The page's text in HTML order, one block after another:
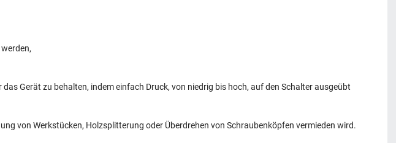
Gerät zu behalten, indem einfach Druck, von niedrig bis hoch, auf den Schalter ausgeübt
von Werkstücken, Holzsplitterung oder Überdrehen von Schraubenköpfen vermieden wird.